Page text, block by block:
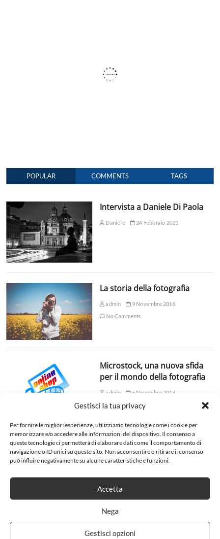
Gestisci la tua privacy
Per fornire le migliori esperienze, utilizziamo tecnologie come i cookie per
memorizzare e/o accedere alle informazioni del dispositivo. Il consenso a
queste tecnologie ci permetterà di elaborare dati come il comportamento di
navigazione o ID unici su questo sito. Non acconsentire o ritirare il consenso
può influire negativamente su alcune caratteristiche e funzioni.
Accetta
Nega
Gestisci opzioni
POPULAR COMMENTS TAGS
Intervista a Daniele Di Paola
Daniele 24 Febbraio 2021
La storia della fotografia
admin
9 Novembre 2016
No Comments
Microstock, una nuova sfida
per il mondo della fotografia
admin
5 Novembre 2018
No Comments
Tamron SP 24-70mm f/2.8 Di
VC USD G2
No Comments
Scarica la guida base sulla
Fotografia